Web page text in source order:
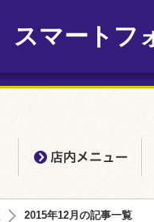
スマートフ
2015年12月の記事一覧